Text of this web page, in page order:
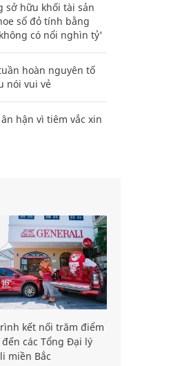
sở hữu khối tài sản
sổ đỏ tính bằng
có nổi nghìn tỷ'
hoàn nguyên tố
nói vui vẻ
hận vì tiêm vắc xin
kết nối trăm điểm
đến các Tổng Đại lý
miền Bắc